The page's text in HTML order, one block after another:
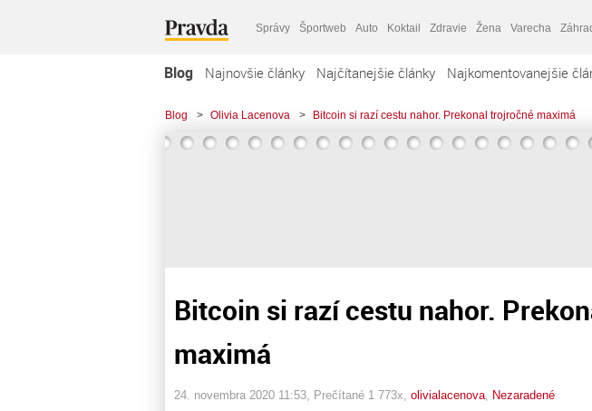
Správy Športweb Auto Koktail Zdravie Žena Varecha
Blog Najnovšie články Najčítanejšie články Najkomentovanejšie
Blog > Olivia Lacenova > Bitcoin si razí cestu nahor. Prekonal trojročné maximá
Bitcoin si razí cestu nahor.
maximá
24. novembra 2020 11:53 , Prečítané 1 773x, olivialacenova Nezaradené